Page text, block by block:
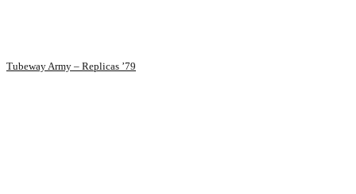
Tubeway Army – Replicas ’79